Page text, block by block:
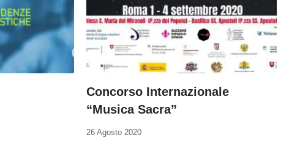
Concorso Internazionale
“Musica Sacra”
26 Agosto 2020